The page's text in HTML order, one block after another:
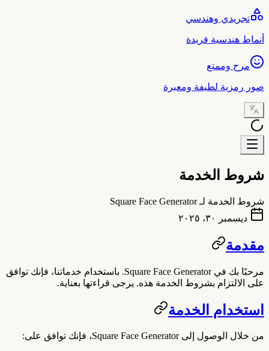
تجريدي وهندسي
أنماط هندسية فريدة
مرح وممتع
صور رمزية لطيفة ومعبرة
شروط الخدمة
شروط الخدمة لـ Square Face Generator
ديسمبر ٣٠، ٢٠٢٥
مقدمة
مرحبًا بك فيSquare Face Generator. باستخدام خدماتنا، فإنك توافق
على الالتزام بشروط الخدمة هذه. يرجى قراءتها بعناية.
استخدام الخدمة
من خلال الوصول إلى Square Face Generator، فإنك توافق على: